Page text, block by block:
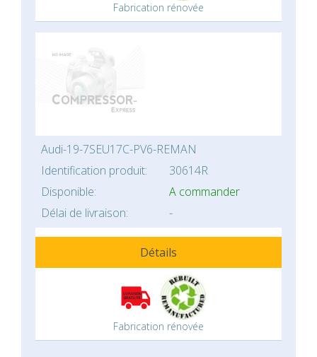
Fabrication rénovée
Audi-19-7SEU17C-PV6-REMAN
Identification produit:
30614R
Disponible:
A commander
Délai de livraison:
-
Détails
Fabrication rénovée